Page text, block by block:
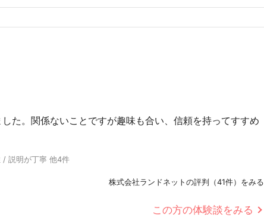
た。関係ないことですが趣味も合い、信頼を持ってすすめ
/ 説明が丁寧 他4件
株式会社ランドネットの評判（41件）をみる
この方の体験談をみる